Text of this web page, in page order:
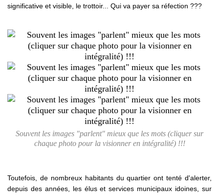
significative et visible, le trottoir... Qui va payer sa réfection ???
Souvent les images "parlent" mieux que les mots (cliquer sur
chaque photo pour la visionner en intégralité) !!!
Toutefois, de nombreux habitants du quartier ont tenté d'alerter,
depuis des années, les élus et services municipaux idoines, sur